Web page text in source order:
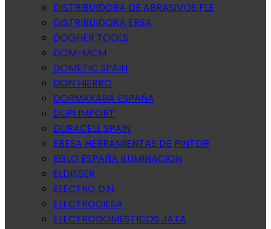
DISTRIBUIDORA DE ABRASIVOS FLE
DISTRIBUIDORA ERSA
DOGHER TOOLS
DOM-MCM
DOMETIC SPAIN
DON HIERRO
DORMAKABA ESPAÑA
DUPI IMPORT
DURACELL SPAIN
EBESA HERRAMIENTAS DE PINTOR
EGLO ESPAÑA ILUMINACION
ELDISSER
ELECTRO D.H.
ELECTRODIESA
ELECTRODOMESTICOS JATA